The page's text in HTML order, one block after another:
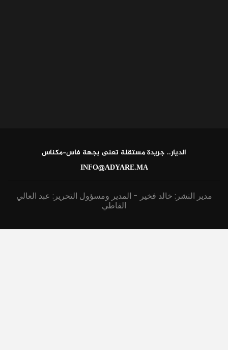
الديار.. جريدة مستقلة تعنى بجهة فاس-مكناس
INFO@ADYARE.MA
مدير النشر: خالد فخير - المدير ومسؤول التحرير: عبد العالي
القاطي